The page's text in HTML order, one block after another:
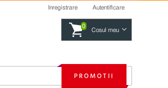
Inregistrare Autentificare
0
Cosul meu
PROMOTII